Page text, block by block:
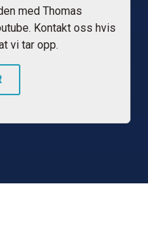
med Thomas
Kontakt oss hvis
vi tar opp.